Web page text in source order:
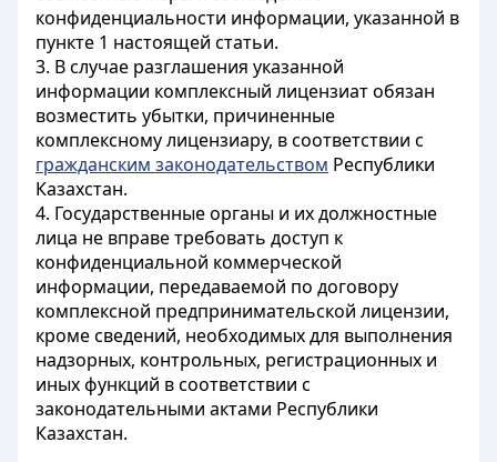
конфиденциальности информации, указанной в
пункте 1 настоящей статьи.
3. В случае разглашения указанной
информации комплексный лицензиат обязан
возместить убытки, причиненные
комплексному лицензиару, в соответствии с
гражданским законодательством Республики
Казахстан.
4. Государственные органы и их должностные
лица не вправе требовать доступ к
конфиденциальной коммерческой
информации, передаваемой по договору
комплексной предпринимательской лицензии,
кроме сведений, необходимых для выполнения
надзорных, контрольных, регистрационных и
иных функций в соответствии с
законодательными актами Республики
Казахстан.